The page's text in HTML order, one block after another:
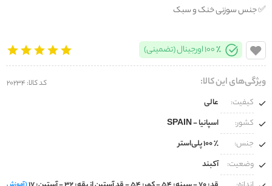
✅️ جنس سوزنی خنک و سبک
100% اورجینال (تضمینی)
ویژگی‌های این کالا: کد کالا: 20234
کیفیت:
عالی
کشور:
اسپانیا - SPAIN
جنس:
وضعیت:
آکبند